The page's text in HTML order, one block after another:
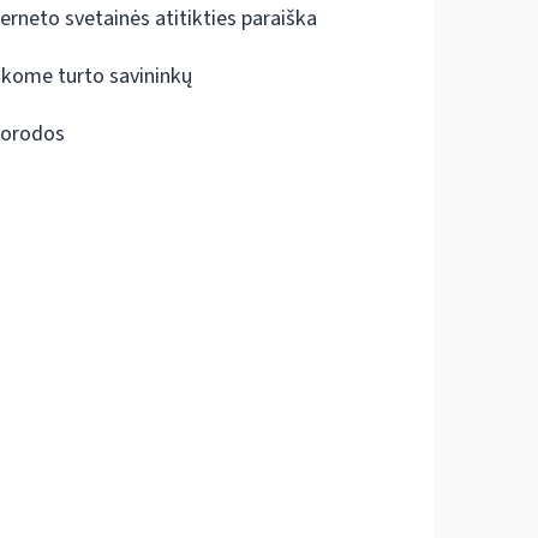
svetainės atitikties paraiška
turto savininkų